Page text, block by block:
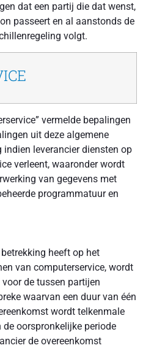
dat een partij die dat wenst,
passeert en al aanstonds de
volgt.
vermelde bepalingen
uit deze algemene
leverancier diensten op
verleent, waaronder wordt
van gegevens met
programmatuur en
heeft op het
van computerservice, wordt
de tussen partijen
waarvan een duur van één
wordt telkenmale
oorspronkelijke periode
de overeenkomst